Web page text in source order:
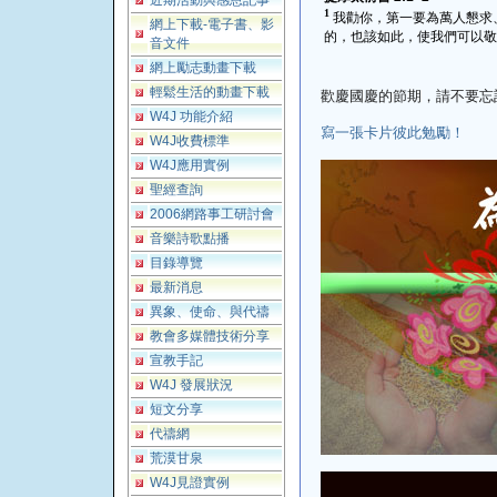
網上下載-電子書、影
音文件
網上勵志動畫下載
輕鬆生活的動畫下載
W4J 功能介紹
W4J收費標準
W4J應用實例
聖經查詢
2006網路事工研討會
音樂詩歌點播
目錄導覽
最新消息
異象、使命、與代禱
教會多媒體技術分享
宣教手記
W4J 發展狀況
短文分享
代禱網
荒漠甘泉
W4J見證實例
1 我勸你，第一要為萬人懇
的，也該如此，使我們可以
歡慶國慶的節期，請不要
寫一張卡片彼此勉勵！